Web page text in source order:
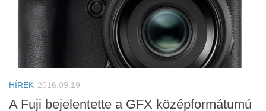
HÍREK 2016.09.19
A Fuji bejelentette a GFX középformátumú